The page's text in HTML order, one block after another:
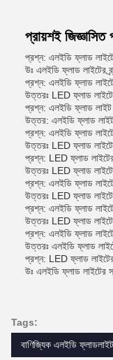
প্রায়শই জিজ্ঞাসিত
প্রশ্ন: এলইডি ফ্লাড
উঃ এলইডি ফ্লাড লাইটের
প্রশ্ন: এলইডি ফ্লাড
উত্তরঃ LED ফ্লাড
প্রশ্ন: এলইডি ফ্লাড লাইট
উত্তর: এলইডি ফ্লাড লাইট
প্রশ্ন: এলইডি ফ্লাড
উত্তরঃ LED ফ্লাড
প্রশ্ন: LED ফ্লাড
উত্তরঃ LED ফ্লাড
প্রশ্ন: এলইডি ফ্লাড
উত্তরঃ LED ফ্লাড
প্রশ্ন: এলইডি ফ্লাড
উত্তরঃ LED ফ্লাড
প্রশ্ন: এলইডি ফ্লাড
উত্তরঃ এলইডি ফ্লাড
প্রশ্ন: LED ফ্লাড
উঃ এলইডি ফ্লাড
Tags:
বাণিজ্যিক এলইডি ফ্লাডলাইট